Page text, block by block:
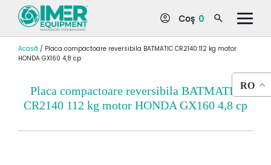
Coș 0
Acasă / Placa compactoare reversibila BATMATIC CR2140 112 kg motor
HONDA GX160 4,8 cp
Placa compactoare reversibila BATMATIC
CR2140 112 kg motor HONDA GX160 4,8 cp
RO